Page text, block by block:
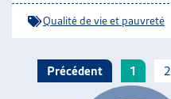
Qualité de vie et pauvreté
Précédent 1 2